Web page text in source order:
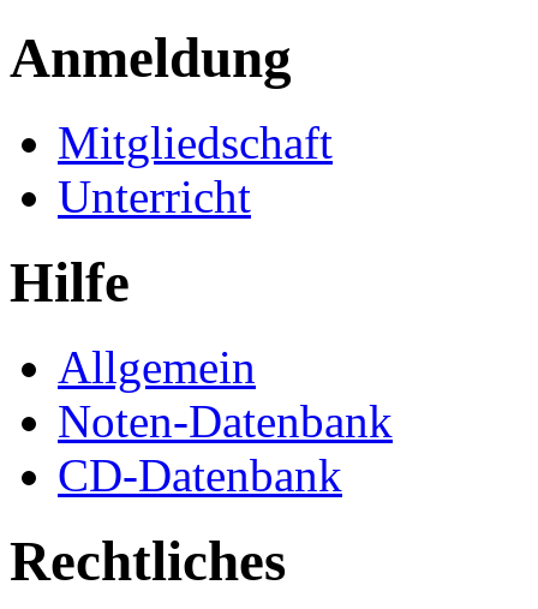
Anmeldung
Mitgliedschaft
Unterricht
Hilfe
Allgemein
Noten-Datenbank
CD-Datenbank
Rechtliches